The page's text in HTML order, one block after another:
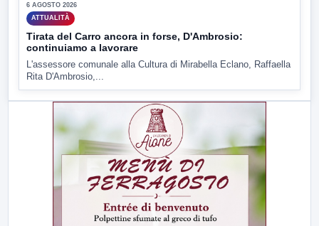
6 AGOSTO 2026
ATTUALITÀ
Tirata del Carro ancora in forse, D'Ambrosio:
continuiamo a lavorare
L'assessore comunale alla Cultura di Mirabella Eclano, Raffaella
Rita D'Ambrosio,...